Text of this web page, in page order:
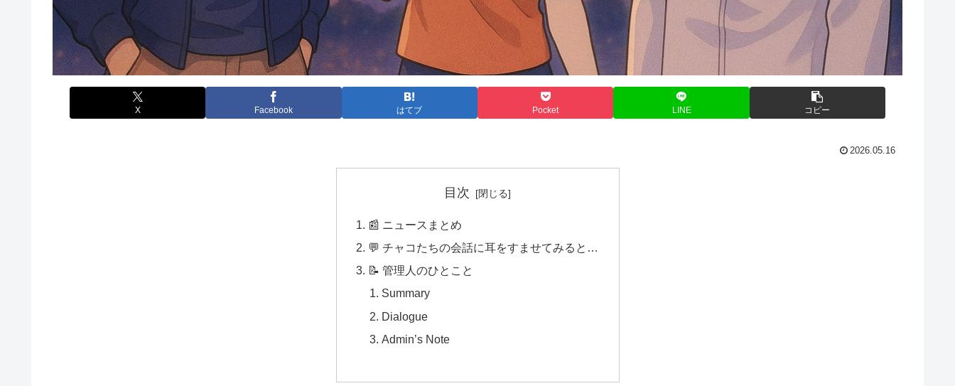
X Facebook はてブ Pocket LINE コピー
2026.05.16
目次
📰 ニュースまとめ
💬 チャコたちの会話に耳をすませてみると…
📝 管理人のひとこと
Summary
Dialogue
Admin’s Note